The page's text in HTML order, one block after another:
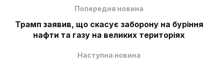
Попередня новина
Трамп заявив, що скасує заборону на буріння
нафти та газу на великих територіях
Наступна новина